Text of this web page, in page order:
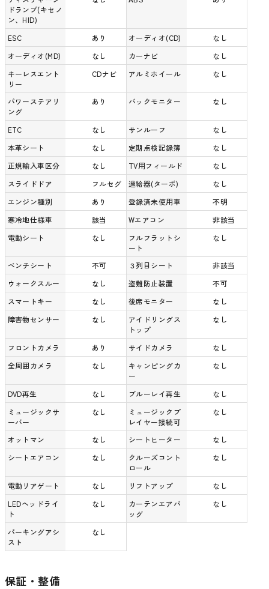
ドランプ(キセノ
ン、HID)
ESC あり オーディオ(CD)
なし
オーディオ(MD)
なし カーナビ
なし
キーレスエント
リー
CDナビ アルミホイール なし
パワーステアリ
ング
あり バックモニター なし
ETC なし サンルーフ
なし
本革シート
なし 定期点検記録簿
なし
正規輸入車区分
なし TV用フィールド
なし
スライドドア
フルセグ 過給器(ターボ)
なし
エンジン種別
あり 登録済未使用車
不明
寒冷地仕様車
該当 Wエアコン
非該当
電動シート
なし
フルフラットシ
ート
なし
ベンチシート 不可 ３列目シート
非該当
ウォークスルー
なし 盗難防止装置
不可
スマートキー
なし 後席モニター
なし
障害物センサー
なし
アイドリングス
トップ
なし
フロントカメラ あり サイドカメラ
なし
全周囲カメラ
なし
キャンピングカ
ー
なし
DVD再生 なし ブルーレイ再生
なし
ミュージックサ
ーバー
なし
ミュージックプ
レイヤー接続可
なし
オットマン なし シートヒーター
なし
シートエアコン
なし
クルーズコント
ロール
なし
電動リアゲート なし リフトアップ
なし
LEDヘッドライ
ト
なし
カーテンエアバ
ッグ
なし
パーキングアシ
スト
なし
保証・整備